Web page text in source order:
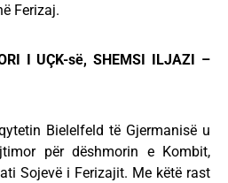
Ferizaj.
I UÇK-së, SHEMSI ILJAZI –
Bielelfeld të Gjermanisë u
për dëshmorin e Kombit,
Sojevë i Ferizajit. Me këtë rast